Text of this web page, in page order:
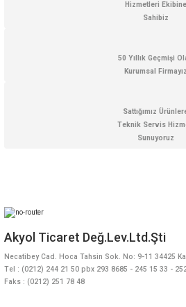
Hizmetleri Ekibine
Sahibiz
50 Yıllık Geçmişi
Kurumsal Firmayız
Sattığımız
Teknik Servis
Sunuyoruz
Akyol Ticaret Değ.Lev.Ltd.Şti
Necatibey Cad. Hoca Tahsin Sok. No: 9-11 34425
Tel : (0212) 244 21 50 pbx 293 8685 - 245 15 33 -
Faks : (0212) 251 78 48